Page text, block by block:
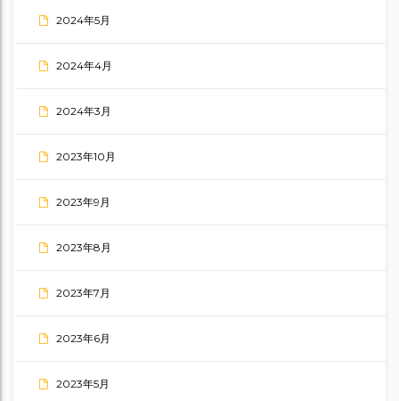
2024年5月
2024年4月
2024年3月
2023年10月
2023年9月
2023年8月
2023年7月
2023年6月
2023年5月